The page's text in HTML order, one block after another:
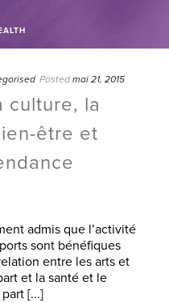
Posted mai 21, 2015
culture, la
être et
admis que l’activité
sont bénéfiques
entre les arts et
et la santé et le
[...]